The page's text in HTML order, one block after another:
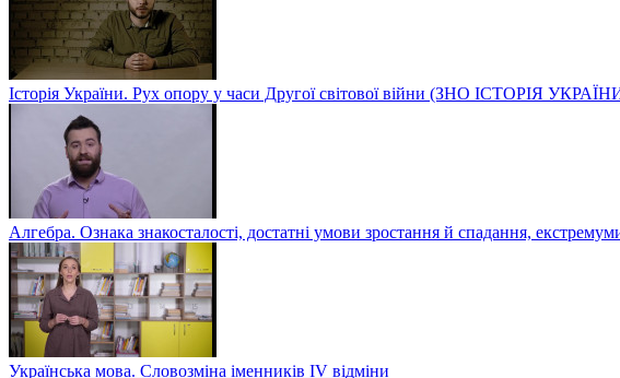
Історія України. Рух опору у часи Другої світової війни (ЗНО ІСТОРІЯ
Алгебра. Ознака знакосталості, достатні умови зростання й спадання,
Українська мова. Словозміна іменників ІV відміни